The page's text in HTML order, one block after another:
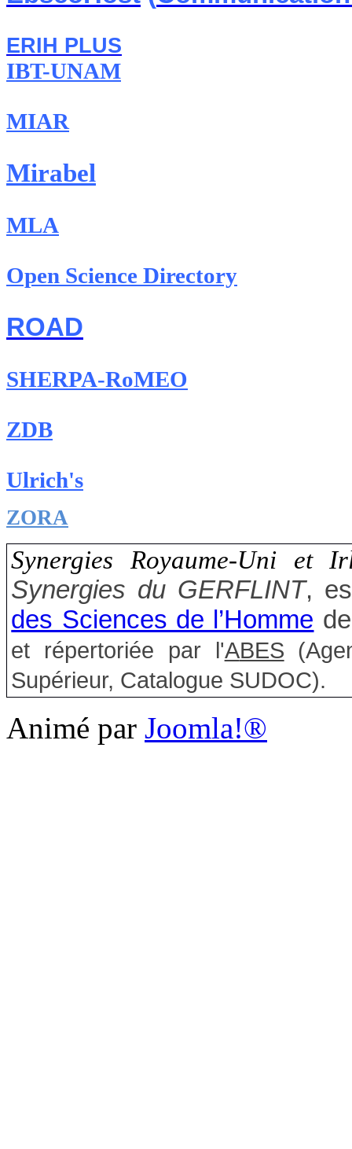
ERIH PLUS
IBT-UNAM
MIAR
Mirabel
MLA
Open Science Directory
ROAD
SHERPA-RoMEO
ZDB
Ulrich's
ZORA
Synergies Royaume-Uni et
Synergies du GERFLINT,
des Sciences de l’Homme
et répertoriée par l'ABES
Supérieur, Catalogue SUDOC).
Animé par Joomla!®